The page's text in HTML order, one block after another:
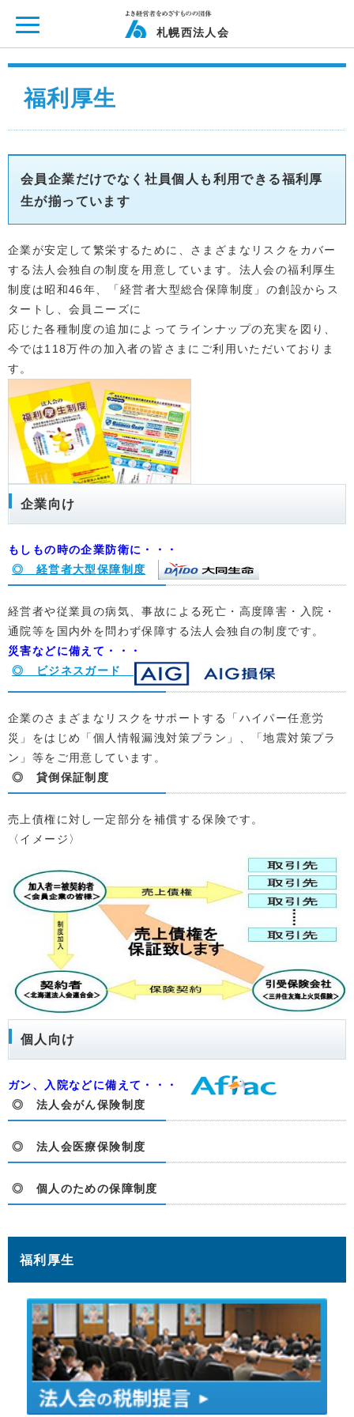
札幌西法人会
福利厚生
会員企業だけでなく社員個人も利用できる福利厚
生が揃っています
企業が安定して繁栄するために、さまざまなリスクをカバー
する法人会独自の制度を用意しています。法人会の福利厚生
制度は昭和46年、「経営者大型総合保障制度」の創設からス
タートし、会員ニーズに
応じた各種制度の追加によってラインナップの充実を図り、
今では118万件の加入者の皆さまにご利用いただいておりま
す。
企業向け
もしもの時の企業防衛に・・・
◎ 経営者大型保障制度
経営者や従業員の病気、事故による死亡・高度障害・入院・
通院等を国内外を問わず保障する法人会独自の制度です。
災害などに備えて・・・
◎ ビジネスガード
企業のさまざまなリスクをサポートする「ハイパー任意労
災」をはじめ「個人情報漏洩対策プラン」、「地震対策プラ
ン」等をご用意しています。
◎ 貸倒保証制度
売上債権に対し一定部分を補償する保険です。
〈イメージ〉
個人向け
ガン、入院などに備えて・・・
◎ 法人会がん保険制度
◎ 法人会医療保険制度
◎ 個人のための保障制度
福利厚生